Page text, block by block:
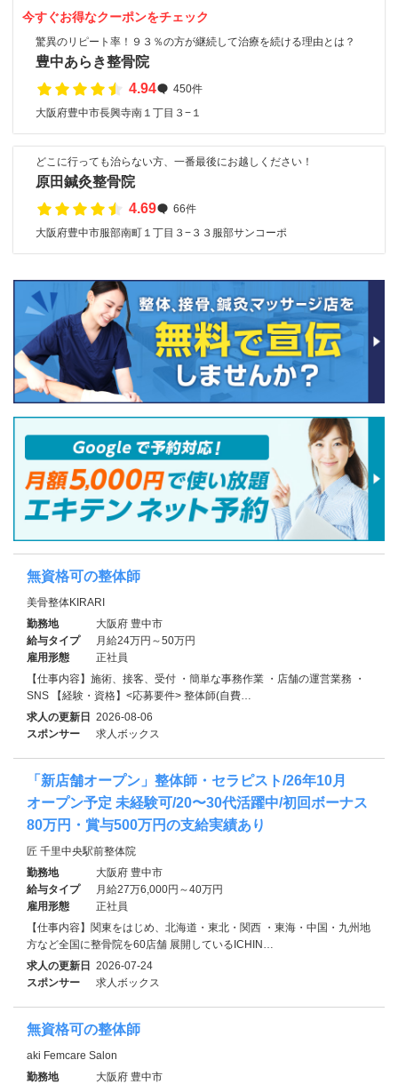
今すぐお得なクーポンをチェック
驚異のリピート率！９３％の方が継続して治療を続ける理由とは？
豊中あらき整骨院
4.94
450件
大阪府豊中市長興寺南１丁目３−１
どこに行っても治らない方、一番最後にお越しください！
原田鍼灸整骨院
4.69
66件
大阪府豊中市服部南町１丁目３−３３服部サンコーポ
無資格可の整体師
美骨整体KIRARI
勤務地
大阪府 豊中市
給与タイプ
月給24万円～50万円
雇用形態
正社員
【仕事内容】施術、接客、受付 ・簡単な事務作業 ・店舗の運営業務 ・
SNS 【経験・資格】<応募要件> 整体師(自費…
求人の更新日 2026-08-06
スポンサー
求人ボックス
「新店舗オープン」整体師・セラピスト/26年10月
オープン予定 未経験可/20〜30代活躍中/初回ボーナス
80万円・賞与500万円の支給実績あり
匠 千里中央駅前整体院
勤務地
大阪府 豊中市
給与タイプ
月給27万6,000円～40万円
雇用形態
正社員
【仕事内容】関東をはじめ、北海道・東北・関西 ・東海・中国・九州地
方など全国に整骨院を60店舗 展開しているICHIN…
求人の更新日 2026-07-24
スポンサー
求人ボックス
無資格可の整体師
aki Femcare Salon
勤務地
大阪府 豊中市